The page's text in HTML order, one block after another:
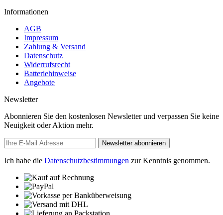
Informationen
AGB
Impressum
Zahlung & Versand
Datenschutz
Widerrufsrecht
Batteriehinweise
Angebote
Newsletter
Abonnieren Sie den kostenlosen Newsletter und verpassen Sie keine
Neuigkeit oder Aktion mehr.
Newsletter abonnieren
Ich habe die Datenschutzbestimmungen zur Kenntnis genommen.